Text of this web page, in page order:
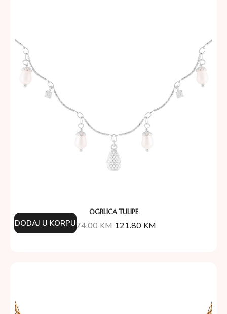
OGRLICA TULIPE
174.00KM 121.80 KM
DODAJ U KORPU